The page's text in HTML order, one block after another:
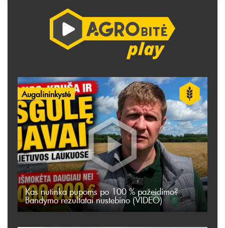
Augalininkystė
Kas nutinka pupoms po 100 % pažeidimo?
Bandymo rezultatai nustebino (VIDEO)